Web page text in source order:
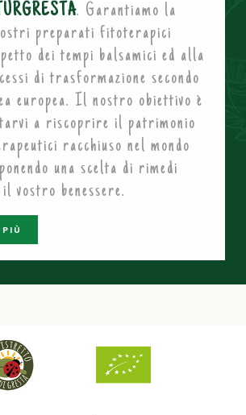
. Garantiamo la
preparati fitoterapici
dei tempi balsamici ed alla
di trasformazione secondo
europea. Il nostro obiettivo è
a riscoprire il patrimonio
racchiuso nel mondo
una scelta di rimedi
vostro benessere.